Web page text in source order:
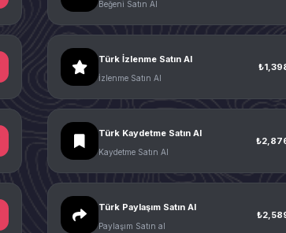
Beğeni Satın Al
Türk İzlenme Satın Al
İzlenme Satın Al
Türk Kaydetme Satın Al
Kaydetme Satın Al
Türk Paylaşım Satın Al
Paylaşım Satın al